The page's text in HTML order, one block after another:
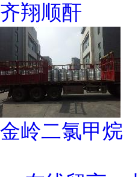
齐翔顺酐
金岭二氯甲烷